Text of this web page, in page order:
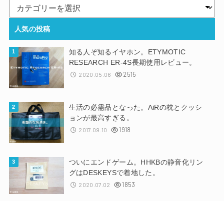
人気の投稿
知る人ぞ知るイヤホン。ETYMOTIC
RESEARCH ER-4S長期使用レビュー。
2020.05.06 2515
生活の必需品となった。AiRの枕とクッシ
ョンが最高すぎる。
2017.09.10 1918
ついにエンドゲーム。HHKBの静音化リン
グはDESKEYSで着地した。
2020.07.02 1853